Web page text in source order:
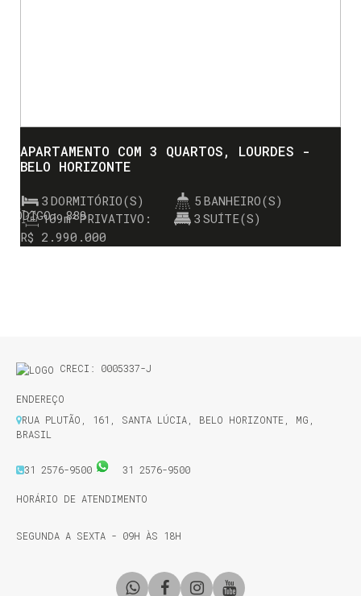
889
APARTAMENTO COM 3 QUARTOS, LOURDES -
BELO HORIZONTE
R$ 2.990.000
3 DORMITÓRIO(S) 5 BANHEIRO(S)
PRIVATIVO:
109m² 3 SUÍTE(S)
CRECI: 0005337-J
ENDEREÇO
RUA PLUTÃO
161 SANTA LÚCIA BELO HORIZONTE MG
BRASIL
31 2576-9500 31 2576-9500
HORÁRIO DE ATENDIMENTO
SEGUNDA A SEXTA - 09H ÀS 18H